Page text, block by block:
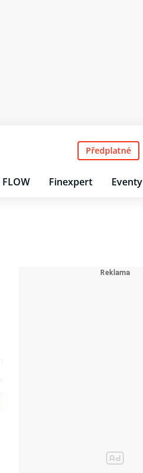
FLOW Finexpert Eventy
Předplatné